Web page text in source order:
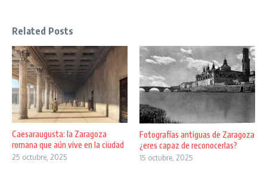
Related Posts
Caesaraugusta: la Zaragoza
romana que aún vive en la ciudad
25 octubre, 2025
Fotografías antiguas de Zaragoza
¿eres capaz de reconocerlas?
15 octubre, 2025